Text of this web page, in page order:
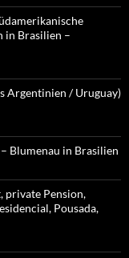
in Brasilien –
Argentinien / Uruguay)
Blumenau in Brasilien
private Pension,
Pousada,